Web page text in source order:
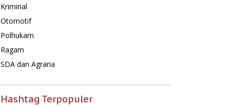
Kriminal
Otomotif
Polhukam
Ragam
SDA dan Agraria
Hashtag Terpopuler